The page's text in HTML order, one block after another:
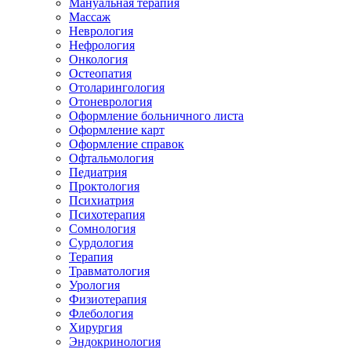
Мануальная терапия
Массаж
Неврология
Нефрология
Онкология
Остеопатия
Отоларингология
Отоневрология
Оформление больничного листа
Оформление карт
Оформление справок
Офтальмология
Педиатрия
Проктология
Психиатрия
Психотерапия
Сомнология
Сурдология
Терапия
Травматология
Урология
Физиотерапия
Флебология
Хирургия
Эндокринология